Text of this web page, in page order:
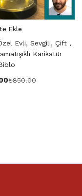
Ekle
Evli, Sevgili, Çift ,
Karikatür
₺850.00